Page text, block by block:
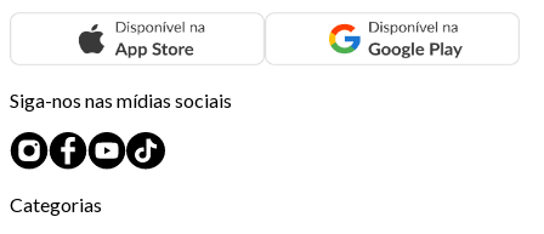
Siga-nos nas mídias sociais
Categorias